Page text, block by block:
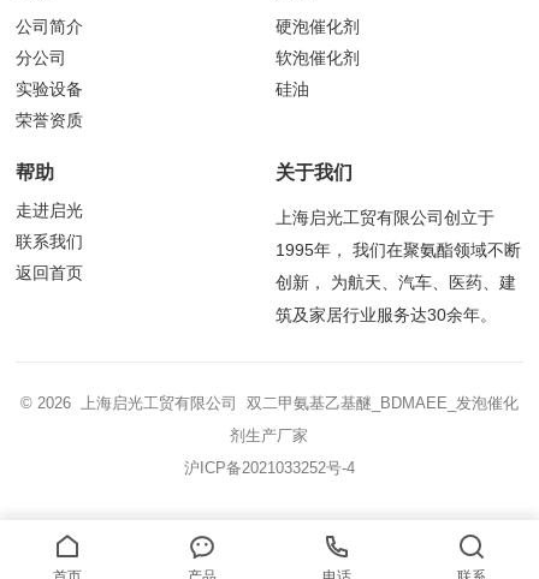
公司简介
分公司
实验设备
荣誉资质
硬泡催化剂
软泡催化剂
硅油
帮助
走进启光
联系我们
返回首页
关于我们
上海启光工贸有限公司创立于
1995年， 我们在聚氨酯领域不断
创新， 为航天、汽车、医药、建
筑及家居行业服务达30余年。
© 2026 上海启光工贸有限公司 双二甲氨基乙基醚_BDMAEE_发泡催化
剂生产厂家
沪ICP备2021033252号-4